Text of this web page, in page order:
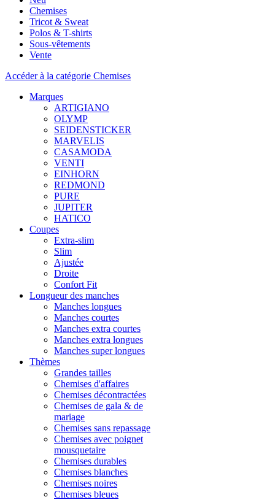
Chemises
Tricot & Sweat
Polos & T-shirts
Sous-vêtements
Vente
Accéder à la catégorie Chemises
Marques
ARTIGIANO
OLYMP
SEIDENSTICKER
MARVELIS
CASAMODA
VENTI
EINHORN
REDMOND
PURE
JUPITER
HATICO
Coupes
Extra-slim
Slim
Ajustée
Droite
Confort Fit
Longueur des manches
Manches longues
Manches courtes
Manches extra courtes
Manches extra longues
Manches super longues
Thèmes
Grandes tailles
Chemises d'affaires
Chemises décontractées
Chemises de gala & de
mariage
Chemises sans repassage
Chemises avec poignet
mousquetaire
Chemises durables
Chemises blanches
Chemises noires
Chemises bleues